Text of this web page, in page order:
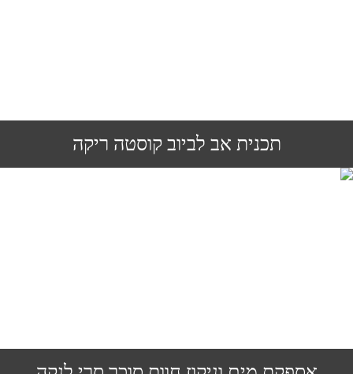
תכנית אב לביוב קוסטה ריקה